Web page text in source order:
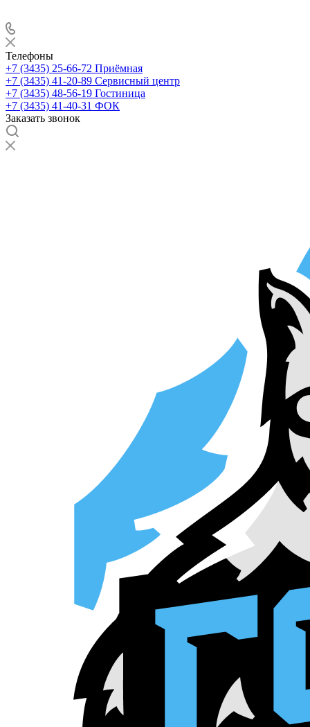
Телефоны
+7 (3435) 25-66-72 Приёмная
+7 (3435) 41-20-89 Сервисный центр
+7 (3435) 48-56-19 Гостиница
+7 (3435) 41-40-31 ФОК
Заказать звонок